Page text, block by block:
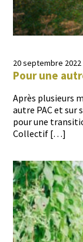
20 septembre 2022
Pour une
Après plusieurs
autre PAC et sur
pour une
Collectif […]